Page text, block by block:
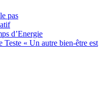
pas
d’Energie
Teste « Un autre bien-être est